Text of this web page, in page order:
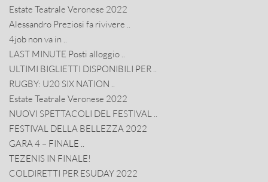
Estate Teatrale Veronese 2022
Alessandro Preziosi fa rivivere ..
4job non va in ..
LAST MINUTE Posti alloggio ..
ULTIMI BIGLIETTI DISPONIBILI PER ..
RUGBY: U20 SIX NATION ..
Estate Teatrale Veronese 2022
NUOVI SPETTACOLI DEL FESTIVAL ..
FESTIVAL DELLA BELLEZZA 2022
GARA 4 – FINALE ..
TEZENIS IN FINALE!
COLDIRETTI PER ESUDAY 2022